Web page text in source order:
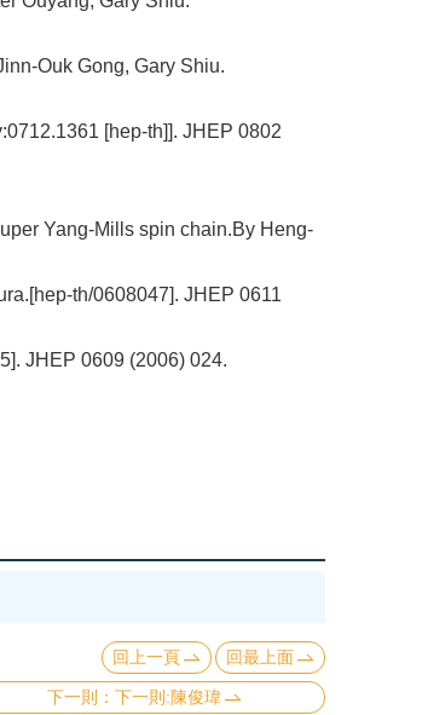
Ouk Gong, Gary Shiu.
[hep-th]]. JHEP 0802
Yang-Mills spin chain.By Heng-
th/0608047]. JHEP 0611
JHEP 0609 (2006) 024.
回上一頁 回最上面
下一則:陳俊瑋